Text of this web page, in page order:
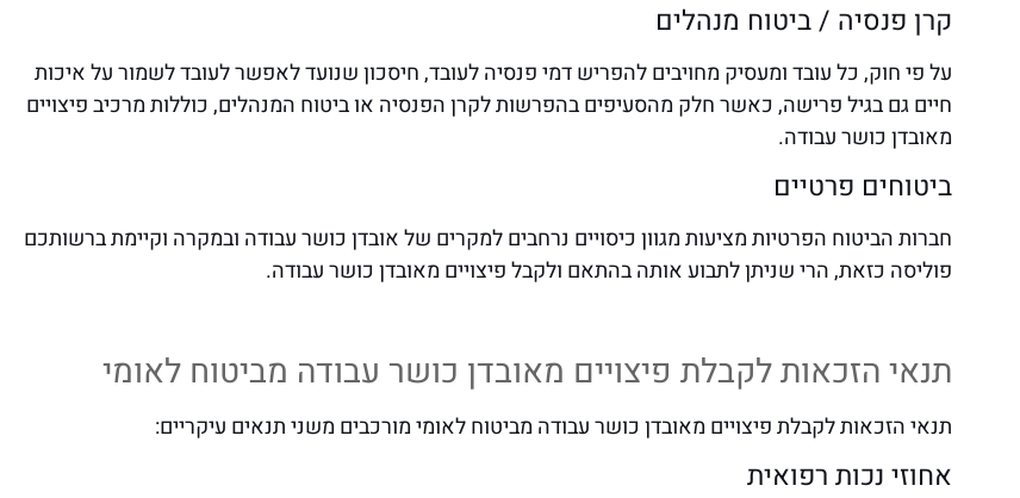
קרן פנסיה / ביטוח מנהלים
על פי חוק, כל עובד ומעסיק מחויבים להפריש דמי פנסיה לעובד, חיסכון שנועד לאפשר לעובד לשמור על איכות
חיים גם בגיל פרישה, כאשר חלק מהסעיפים בהפרשות לקרן הפנסיה או ביטוח המנהלים, כוללות מרכיב פיצויים
מאובדן כושר עבודה.
ביטוחים פרטיים
חברות הביטוח הפרטיות מציעות מגוון כיסויים נרחבים למקרים של אובדן כושר עבודה ובמקרה וקיימת ברשותכם
פוליסה כזאת, הרי שניתן לתבוע אותה בהתאם ולקבל פיצויים מאובדן כושר עבודה.
תנאי הזכאות לקבלת פיצויים מאובדן כושר עבודה מביטוח לאומי
תנאי הזכאות לקבלת פיצויים מאובדן כושר עבודה מביטוח לאומי מורכבים משני תנאים עיקריים:
אחוזי נכות רפואית